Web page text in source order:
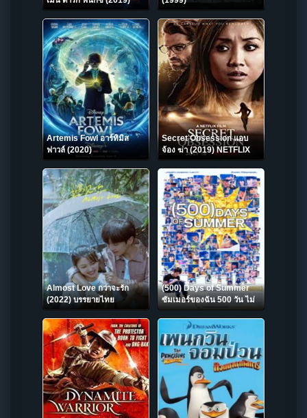
Artemis Fowl อาร์ทิมิส
ฟาวล์ (2020)
Secret Obsession แอบ
จ้อง ฆ่า (2019) NETFLIX
บรรยายไทย
Almost Love กว่าจะรัก
(2022) บรรยายไทย
(500) Days of Summer
ซัมเมอร์ของฉัน 500 วัน ไม่